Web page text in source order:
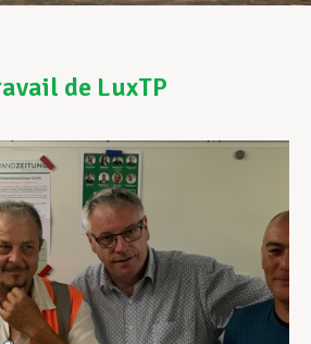
Travail
en vie privée
professionnel
de LuxTP